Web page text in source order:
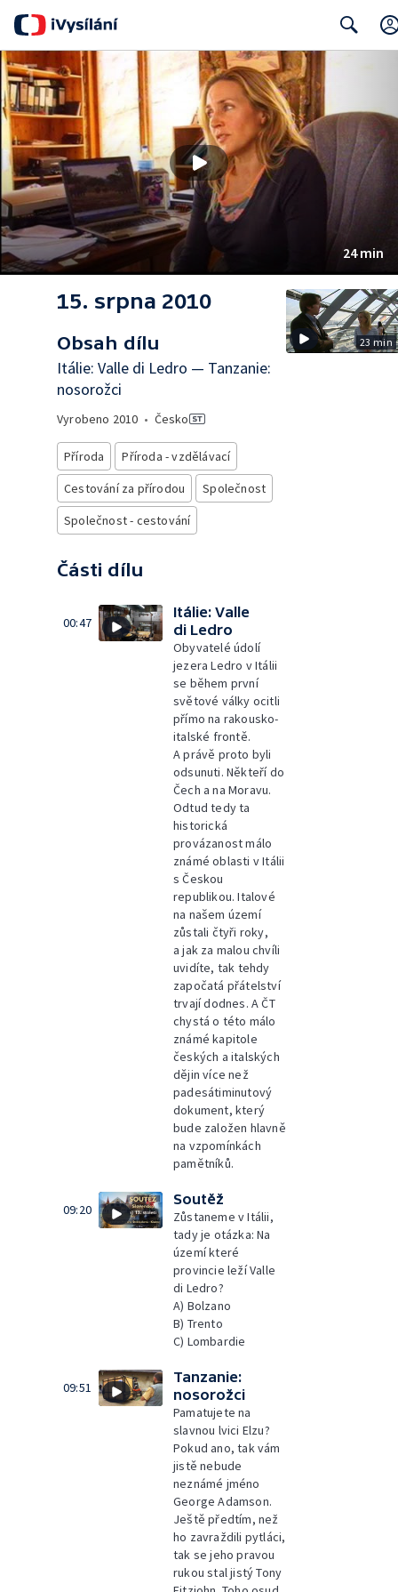
24 min
15. srpna 2010
Obsah dílu
Itálie: Valle di Ledro — Tanzanie:
nosorožci
Vyrobeno 2010 • Česko
Příroda
Příroda - vzdělávací
Cestování za přírodou
Společnost
Společnost - cestování
Části dílu
00:47
Itálie: Valle
di Ledro
Obyvatelé údolí
jezera Ledro v Itálii
se během první
světové války ocitli
přímo na rakousko-
italské frontě.
A právě proto byli
odsunuti. Někteří do
Čech a na Moravu.
Odtud tedy ta
historická
provázanost málo
známé oblasti v Itálii
s Českou
republikou. Italové
na našem území
zůstali čtyři roky,
a jak za malou chvíli
uvidíte, tak tehdy
započatá přátelství
trvají dodnes. A ČT
chystá o této málo
známé kapitole
českých a italských
dějin více než
padesátiminutový
dokument, který
bude založen hlavně
na vzpomínkách
pamětníků.
09:20
Soutěž
Zůstaneme v Itálii,
tady je otázka: Na
území které
provincie leží Valle
di Ledro?
A) Bolzano
B) Trento
C) Lombardie
09:51
Tanzanie:
nosorožci
Pamatujete na
slavnou lvici Elzu?
Pokud ano, tak vám
jistě nebude
neznámé jméno
George Adamson.
Ještě předtím, než
ho zavraždili pytláci,
tak se jeho pravou
rukou stal jistý Tony
23 min